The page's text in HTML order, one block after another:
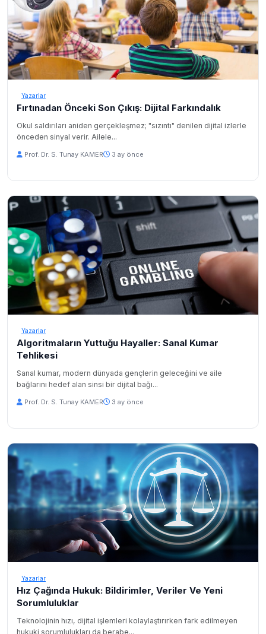
Yazarlar
Fırtınadan Önceki Son Çıkış: Dijital Farkındalık
Okul saldırıları aniden gerçekleşmez; "sızıntı" denilen dijital izlerle
önceden sinyal verir. Ailele...
Prof. Dr. S. Tunay KAMER 3 ay önce
Yazarlar
Algoritmaların Yuttuğu Hayaller: Sanal Kumar
Tehlikesi
Sanal kumar, modern dünyada gençlerin geleceğini ve aile
bağlarını hedef alan sinsi bir dijital bağı...
Prof. Dr. S. Tunay KAMER 3 ay önce
Yazarlar
Hız Çağında Hukuk: Bildirimler, Veriler Ve Yeni
Sorumluluklar
Teknolojinin hızı, dijital işlemleri kolaylaştırırken fark edilmeyen
hukuki sorumlulukları da berabe...